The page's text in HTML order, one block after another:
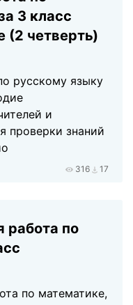
3 класс
(2 четверть)
русскому языку
и
проверки знаний
316 17
работа по
по математике,